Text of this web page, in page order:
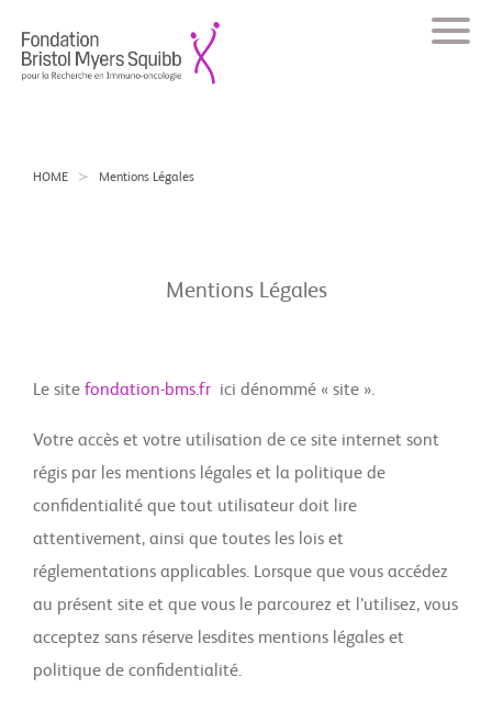
HOME Mentions Légales
Mentions Légales
Le site fondation-bms.fr ici dénommé « site ».
Votre accès et votre utilisation de ce site internet sont
régis par les mentions légales et la politique de
confidentialité que tout utilisateur doit lire
attentivement, ainsi que toutes les lois et
réglementations applicables. Lorsque que vous accédez
au présent site et que vous le parcourez et l’utilisez, vous
acceptez sans réserve lesdites mentions légales et
politique de confidentialité.